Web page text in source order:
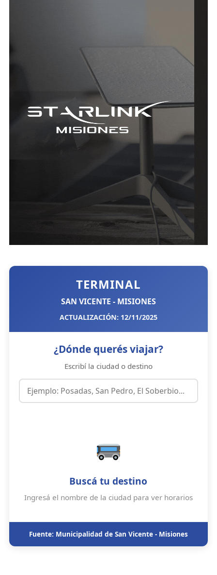
TERMINAL
SAN VICENTE - MISIONES
ACTUALIZACIÓN: 12/11/2025
¿Dónde querés viajar?
Escribí la ciudad o destino
Buscá tu destino
Ingresá el nombre de la ciudad para ver horarios
Fuente: Municipalidad de San Vicente - Misiones